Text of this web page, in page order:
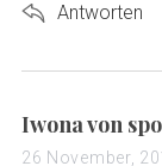
Antworten
s
a
Iwona von
26 November,